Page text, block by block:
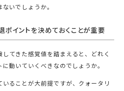
いでしょうか。
イントを決めておくことが重要
てきた感覚値を踏まえると、どれく
動いていくべきなのでしょうか。
ることが大前提ですが、クォータリ